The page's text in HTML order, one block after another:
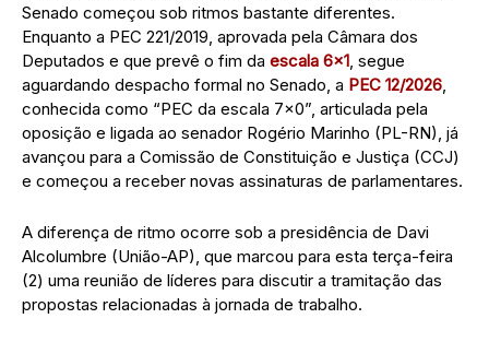
Senado começou sob ritmos bastante diferentes.
Enquanto a PEC 221/2019, aprovada pela Câmara dos
Deputados e que prevê o fim da escala 6×1 , segue
aguardando despacho formal no Senado, a PEC 12/2026
conhecida como “PEC da escala 7×0”, articulada pela
oposição e ligada ao senador Rogério Marinho (PL-RN), já
avançou para a Comissão de Constituição e Justiça (CCJ)
e começou a receber novas assinaturas de parlamentares.
A diferença de ritmo ocorre sob a presidência de Davi
Alcolumbre (União-AP), que marcou para esta terça-feira
(2) uma reunião de líderes para discutir a tramitação das
propostas relacionadas à jornada de trabalho.